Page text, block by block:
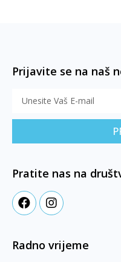
Prijavite se na naš
Pratite nas na
Radno vrijeme